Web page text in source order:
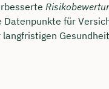
Datenpunkte für